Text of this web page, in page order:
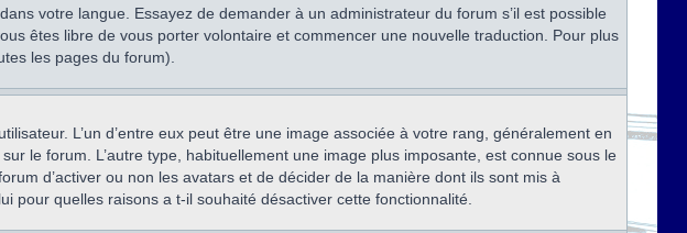
votre langue. Essayez de demander à un administrateur du forum s’il est possible
êtes libre de vous porter volontaire et commencer une nouvelle traduction. Pour plus
les pages du forum).
L’un d’entre eux peut être une image associée à votre rang, généralement en
le forum. L’autre type, habituellement une image plus imposante, est connue sous le
d’activer ou non les avatars et de décider de la manière dont ils sont mis à
pour quelles raisons a t-il souhaité désactiver cette fonctionnalité.